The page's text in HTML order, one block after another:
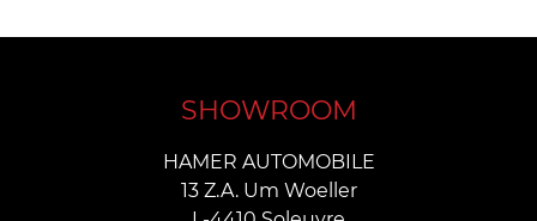
SHOWROOM
HAMER AUTOMOBILE
13 Z.A. Um Woeller